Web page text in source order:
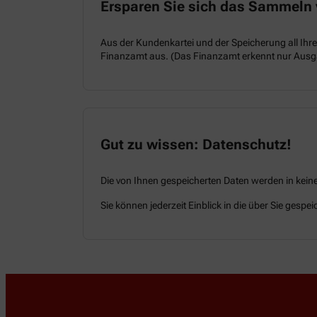
Ersparen Sie sich das
Aus der Kundenkartei und der Speicherung all
Finanzamt aus. (Das Finanzamt erkennt nur
Gut zu wissen: Datenschutz!
Die von Ihnen gespeicherten Daten werden in
Sie können jederzeit Einblick in die über Sie